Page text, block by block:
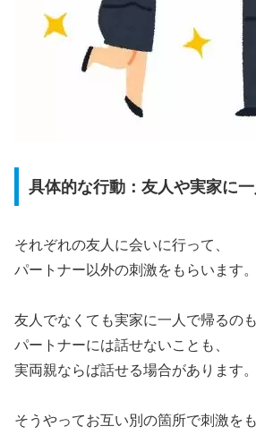
具体的な行動：友人や実家に一
それぞれの友人に会いに行って、
パートナー以外の刺激をもらいます。
友人でなくても実家に一人で帰るのも
パートナーには話せないことも、
実両親ならば話せる場合があります。
そうやってお互い別の箇所で刺激をも